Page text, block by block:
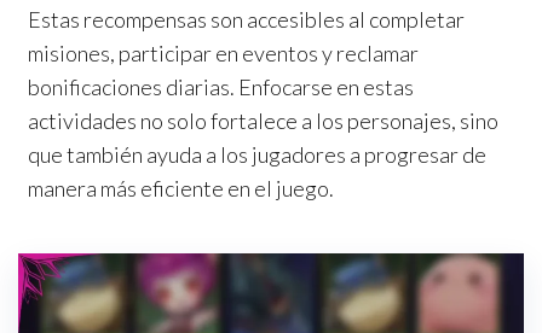
Estas recompensas son accesibles al completar
misiones, participar en eventos y reclamar
bonificaciones diarias. Enfocarse en estas
actividades no solo fortalece a los personajes, sino
que también ayuda a los jugadores a progresar de
manera más eficiente en el juego.